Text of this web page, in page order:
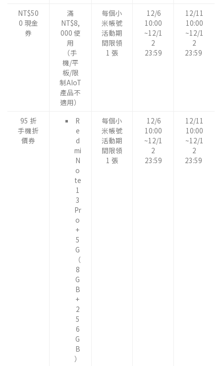
NT$50
0 現金
券
滿
NT$8,
000 使
用
（手
機/平
板/限
制AIoT
產品不
適用）
每個小
米帳號
活動期
間限領
1 張
12/6
10:00
~12/1
2
23:59
12/11
10:00
~12/1
2
23:59
95 折
手機折
價券
R
e
d
mi
N
o
te
1
3
Pr
o
+
5
G
（
8
G
B
+
2
5
6
G
B
）
每個小
米帳號
活動期
間限領
1 張
12/6
10:00
~12/1
2
23:59
12/11
10:00
~12/1
2
23:59